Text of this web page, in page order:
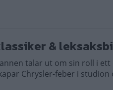
&
talar ut om sin roll i
Chrysler-feber i